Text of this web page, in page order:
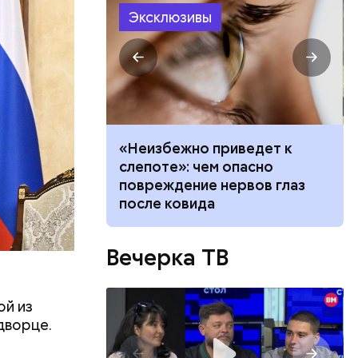
из
Эксклюзивы
от
любовь в
«Неизбежно приведет к
слепоте»: чем опасно
повреждение нервов глаз
после ковида
Вечерка ТВ